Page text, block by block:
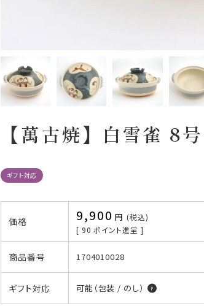
【萬古焼】白雪雀 8
ギフト対応
価格 9,900
税込
[ 90 ポイント進呈 ]
商品番号 1704010028
ギフト対応 可能（包装 / のし）